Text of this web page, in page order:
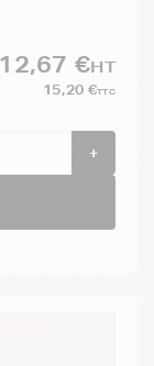
12,67 €HT
15,20 €TTC
+